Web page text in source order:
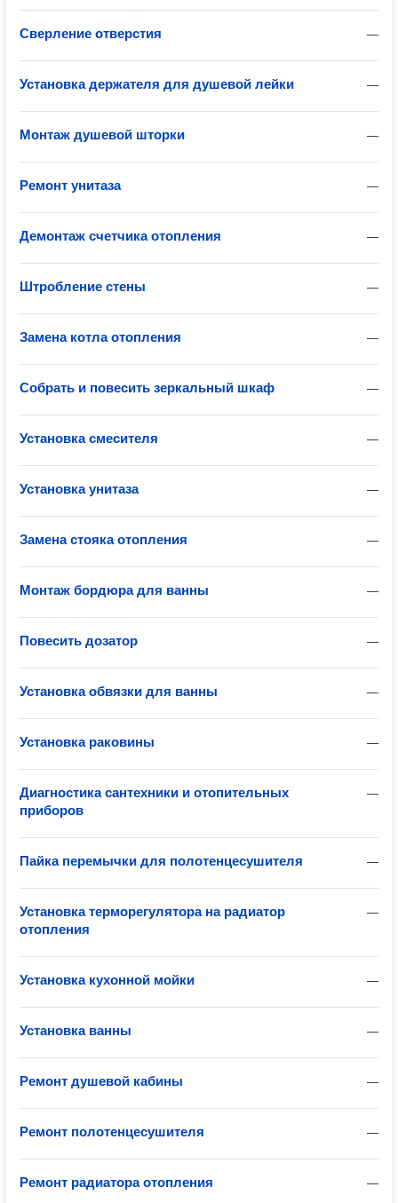
—
Сверление отверстия
—
Установка держателя для душевой лейки
—
Монтаж душевой шторки
—
Ремонт унитаза
—
Демонтаж счетчика отопления
—
Штробление стены
—
Замена котла отопления
—
Собрать и повесить зеркальный шкаф
—
Установка смесителя
—
Установка унитаза
—
Замена стояка отопления
—
Монтаж бордюра для ванны
—
Повесить дозатор
—
Установка обвязки для ванны
—
Установка раковины
—
Диагностика сантехники и отопительных
приборов
—
Пайка перемычки для полотенцесушителя
—
Установка терморегулятора на радиатор
отопления
—
Установка кухонной мойки
—
Установка ванны
—
Ремонт душевой кабины
—
Ремонт полотенцесушителя
—
Ремонт радиатора отопления